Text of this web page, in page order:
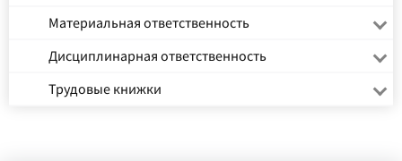
Материальная ответственность
Дисциплинарная ответственность
Трудовые книжки